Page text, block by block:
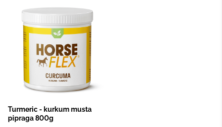
Turmeric - kurkum musta
pipraga 800g